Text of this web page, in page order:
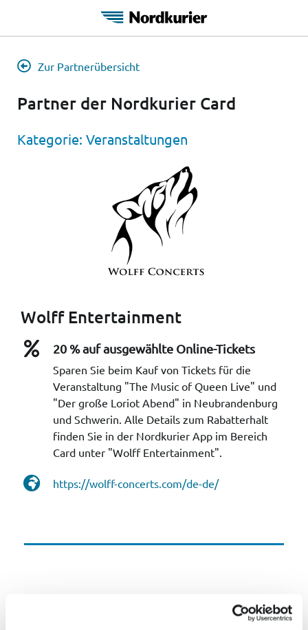
Zur Partnerübersicht
Partner der Nordkurier Card
Kategorie: Veranstaltungen
Wolff Entertainment
20 % auf ausgewählte Online-Tickets
Sparen Sie beim Kauf von Tickets für die
Veranstaltung "The Music of Queen Live" und
"Der große Loriot Abend" in Neubrandenburg
und Schwerin. Alle Details zum Rabatterhalt
finden Sie in der Nordkurier App im Bereich
Card unter "Wolff Entertainment".
https://wolff-concerts.com/de-de/